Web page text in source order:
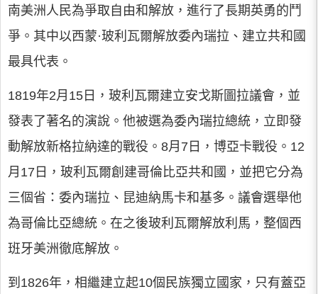
南美洲人民為爭取自由和解放，進行了長期英勇的鬥
爭。其中以西蒙·玻利瓦爾解放委內瑞拉、建立共和國
最具代表。
1819年2月15日，玻利瓦爾建立安戈斯圖拉議會，並
發表了著名的演說。他被選為委內瑞拉總統，立即發
動解放新格拉納達的戰役。8月7日，博亞卡戰役。12
月17日，玻利瓦爾創建哥倫比亞共和國，並把它分為
三個省：委內瑞拉、昆迪納馬卡和基多。議會選舉他
為哥倫比亞總統。在之後玻利瓦爾解放利馬，整個西
班牙美洲徹底解放。
到1826年，相繼建立起10個民族獨立國家，只有蓋亞